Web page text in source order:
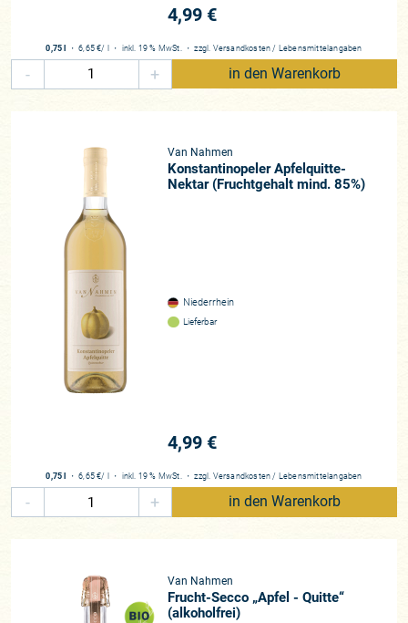
4,99 €
0,75 l ・6,65 €/ l ・ inkl. 19 % MwSt. ・zzgl. Versandkosten / Lebensmittelangaben
- + in den Warenkorb
Van Nahmen
Konstantinopeler Apfelquitte-
Nektar (Fruchtgehalt mind. 85%)
Niederrhein
Lieferbar
4,99 €
0,75 l ・6,65 €/ l ・ inkl. 19 % MwSt.・zzgl. Versandkosten / Lebensmittelangaben
- + in den Warenkorb
Van Nahmen
Frucht-Secco „Apfel - Quitte“
(alkoholfrei)